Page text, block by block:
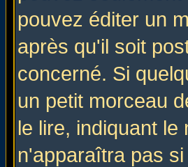
pouvez éditer un
après qu'il soit
concerné. Si
un petit morceau
le lire, indiquant
n'apparaîtra pas